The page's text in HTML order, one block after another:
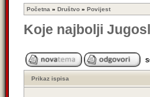
Početna » Društvo » Povijest
Koje najbolji
Prikaz ispisa